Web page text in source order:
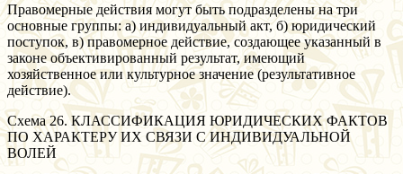
Правомерные действия могут быть подразделены на три
основные группы: а) индивидуальный акт, б) юридический
поступок, в) правомерное действие, создающее указанный в
законе объективированный результат, имеющий
хозяйственное или культурное значение (результативное
действие).
Схема 26. КЛАССИФИКАЦИЯ ЮРИДИЧЕСКИХ ФАКТОВ
ПО ХАРАКТЕРУ ИХ СВЯЗИ С ИНДИВИДУАЛЬНОЙ
ВОЛЕЙ